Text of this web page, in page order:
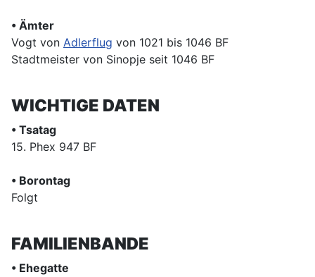
• Ämter
Vogt von Adlerflug von 1021 bis 1046 BF
Stadtmeister von Sinopje seit 1046 BF
WICHTIGE DATEN
• Tsatag
15. Phex 947 BF
• Borontag
Folgt
FAMILIENBANDE
• Ehegatte